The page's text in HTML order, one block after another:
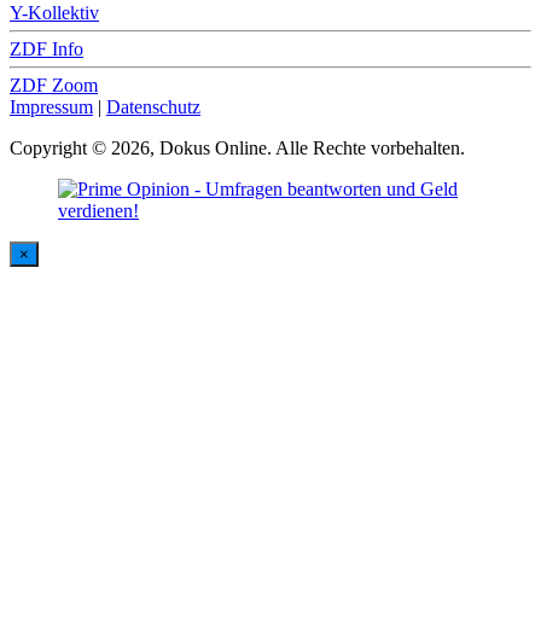
Y-Kollektiv
ZDF Info
ZDF Zoom
Impressum | Datenschutz
Copyright © 2026, Dokus Online. Alle Rechte vorbehalten.
×